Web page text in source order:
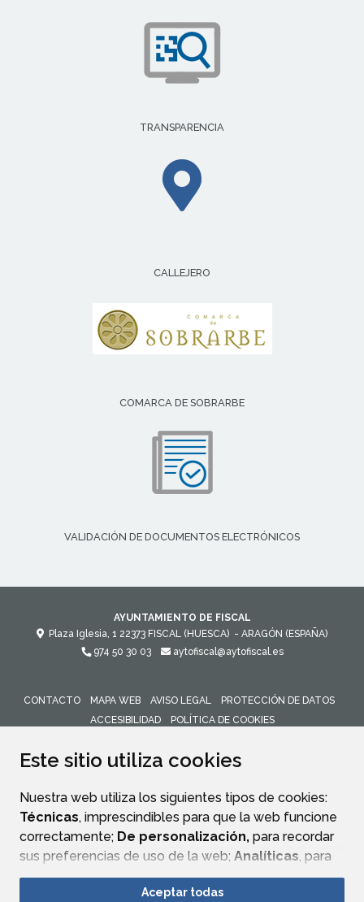
Este sitio utiliza cookies
Nuestra web utiliza los siguientes tipos de cookies:
Técnicas, imprescindibles para que la web funcione
correctamente; De personalización, para recordar
sus preferencias de uso de la web; Analíticas, para
mejorar el funcionamiento de la web y sus servicios.
Aceptar todas
TRANSPARENCIA
CALLEJERO
COMARCA DE SOBRARBE
VALIDACIÓN DE DOCUMENTOS ELECTRÓNICOS
AYUNTAMIENTO DE FISCAL
Plaza Iglesia, 1 22373 FISCAL (HUESCA) - ARAGÓN (ESPAÑA)
974 50 30 03
aytofiscal@aytofiscal.es
CONTACTO MAPA WEB AVISO LEGAL
PROTECCIÓN DE DATOS
ACCESIBILIDAD
POLÍTICA DE COOKIES